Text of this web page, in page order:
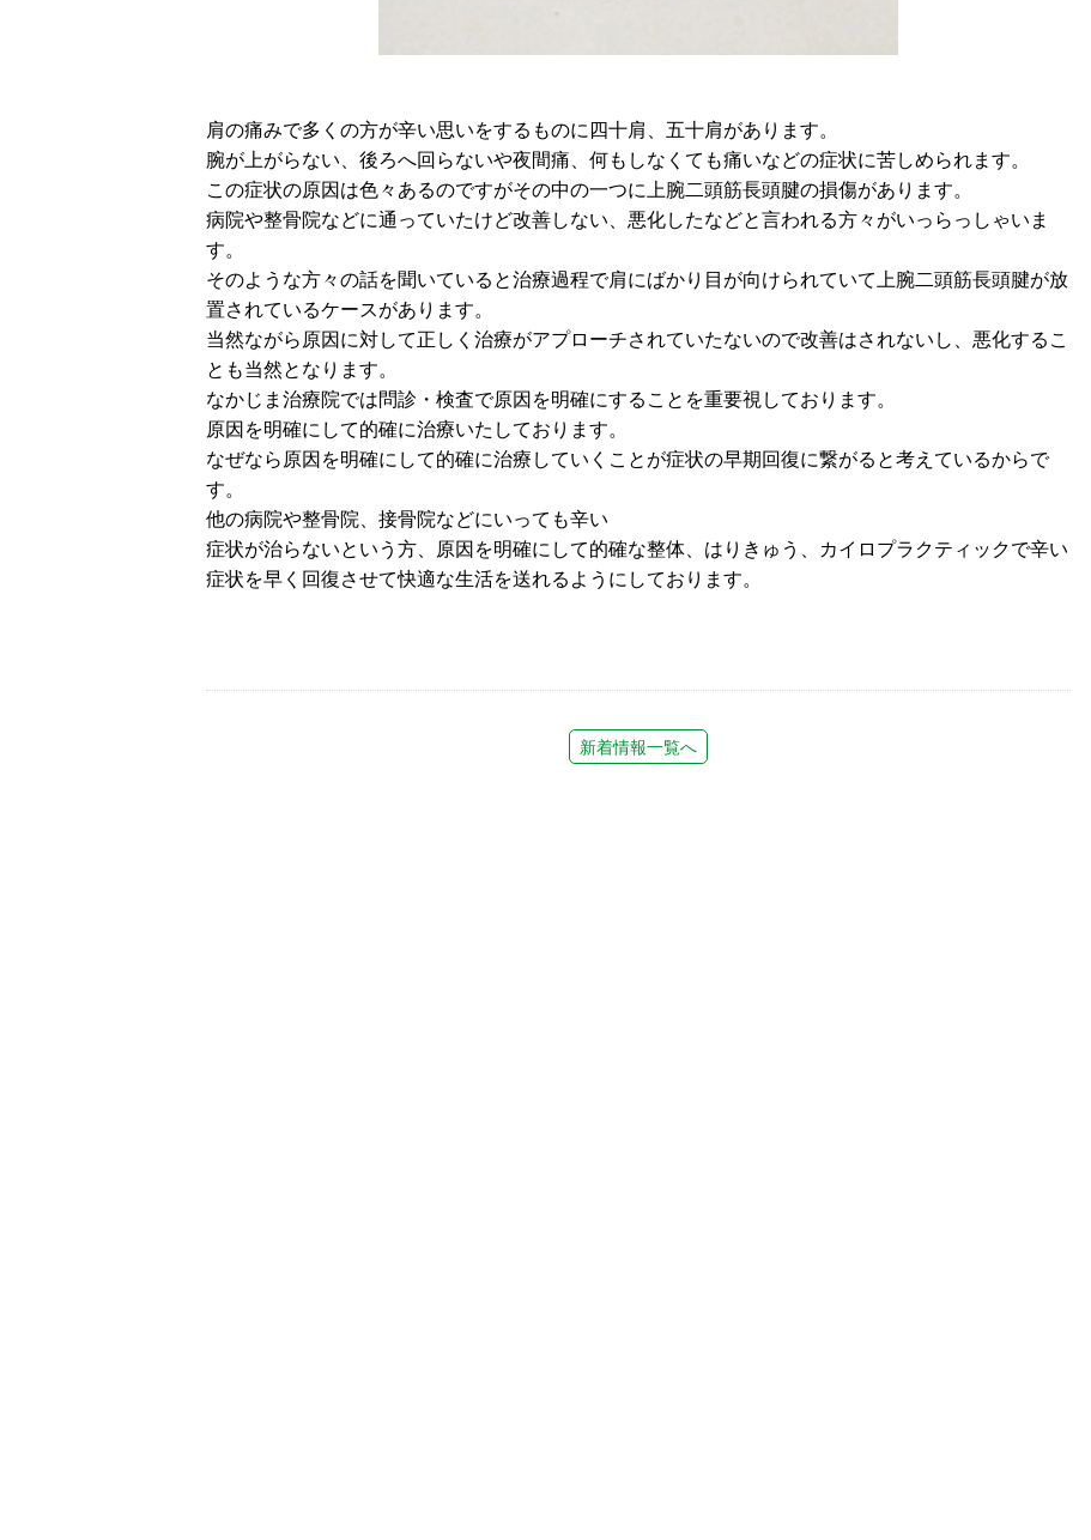
肩の痛みで多くの方が辛い思いをするものに四十肩、五十肩があります。
腕が上がらない、後ろへ回らないや夜間痛、何もしなくても痛いなどの症状に苦しめられます。
この症状の原因は色々あるのですがその中の一つに上腕二頭筋長頭腱の損傷があります。
病院や整骨院などに通っていたけど改善しない、悪化したなどと言われる方々がいっらっしゃいま
す。
そのような方々の話を聞いていると治療過程で肩にばかり目が向けられていて上腕二頭筋長頭腱が放
置されているケースがあります。
当然ながら原因に対して正しく治療がアプローチされていたないので改善はされないし、悪化するこ
とも当然となります。
なかじま治療院では問診・検査で原因を明確にすることを重要視しております。
原因を明確にして的確に治療いたしております。
なぜなら原因を明確にして的確に治療していくことが症状の早期回復に繋がると考えているからで
す。
他の病院や整骨院、接骨院などにいっても辛い
症状が治らないという方、原因を明確にして的確な整体、はりきゅう、カイロプラクティックで辛い
症状を早く回復させて快適な生活を送れるようにしております。
新着情報一覧へ